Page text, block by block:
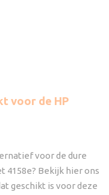
voor de HP
voor de dure
4158e? Bekijk hier ons
geschikt is voor deze